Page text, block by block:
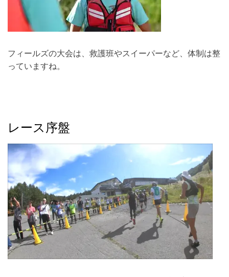
フィールズの大会は、救護班やスイーパーなど、体制は整
っていますね。
レース序盤